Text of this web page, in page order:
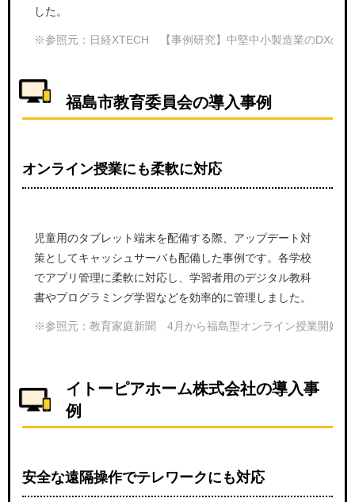
した。
※参照元：日経XTECH 【事例研究】中堅中小製造業のDXの挑
福島市教育委員会の導入事例
オンライン授業にも柔軟に対応
児童用のタブレット端末を配備する際、アップデート対
策としてキャッシュサーバも配備した事例です。各学校
でアプリ管理に柔軟に対応し、学習者用のデジタル教科
書やプログラミング学習などを効率的に管理しました。
※参照元：教育家庭新聞 4月から福島型オンライン授業開始
イトーピアホーム株式会社の導入事
例
安全な遠隔操作でテレワークにも対応